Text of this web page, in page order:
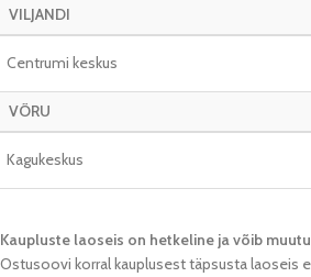
VILJANDI
Centrumi keskus
VÕRU
Kagukeskus
Kaupluste laoseis on hetkeline ja võib
Ostusoovi korral kauplusest täpsusta laoseis